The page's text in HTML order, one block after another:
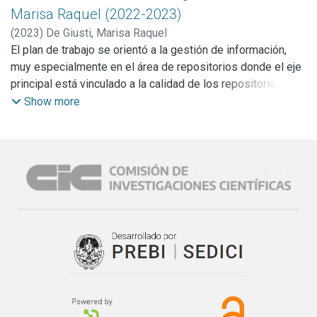
adultas. Se realizó el diseño experimental y la evaluación
estadística de la efectividad de 249 cepas de bacterias
esporuladas aeróbicas aisladas de miel como agentes
biocontroladores del hongo heterotálico Ascophaera Apis.
Se seleccionaron como mejores antagonistas 10 cepas
bacterianas. Para probar la eficiencia de las cepas
seleccionadas se empleó la técnica de cultivo dual con 5
orígenes geográficos. El análisis de la varianza y posterior
comparación de medias permitió seleccionar los mejores
antagonistas. Se realizó el diseño del experimento y el
de Buenos Aires durante los años 1999, 2000 y 2001 con
vistas a determinar la incidencia de AFB en la provincia, la
de niveles de la enfermedad durante estos años tomando
en cuenta la incidencia en 1995 y con vistas a estimar y
Marisa Raquel (2022-2023)
(2023) De Giusti, Marisa Raquel
El plan de trabajo se orientó a la gestión de información,
muy especialmente en el área de repositorios donde el eje
principal está vinculado a la calidad de los repositorios
institucionales, comenzando por la búsqueda de los
legibilidad de los recursos a largo plazo. Se culminó la
actualización del software Dspace lo que ayudó a generar
mejorar el procesamiento y se mejoró la calidad de los
contenidos, mejorando las estadísticas y optimizando una
herramienta para la pre-ingesta de recursos de manera
poblamiento de un repositorio. Se ha agregado a esta
Show more